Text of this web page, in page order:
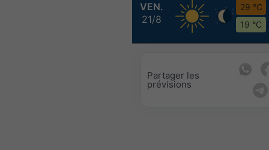
VEN.
21/8
29 °C
19 °C
Partager les
prévisions